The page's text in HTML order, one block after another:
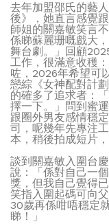
去年加盟邵氏的藝
後》，她直言感覺
師姐的關嘉敏笑言
係睇蘇麗珊嘅戲大
舞台劇。」回顧
工作，很滿意收穫
咗，2026年希望可
戀綜《女神配對計
的確多了追求者：
擇一下。」問到蜜
跟圈外男友感情穩
司，呢幾年先專注
本，稍後拍成短片
談到關嘉敏入圍台
說：「係對自己一
獎，但我自己覺得
笑指入圍起碼可向
30歲再係咁唔穩定
睇！」